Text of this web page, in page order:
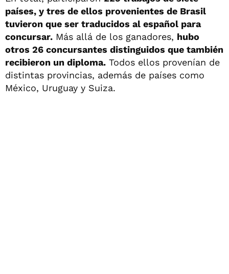
países, y tres de ellos provenientes de Brasil
tuvieron que ser traducidos al español para
concursar. Más allá de los ganadores, hubo
otros 26 concursantes distinguidos que también
recibieron un diploma. Todos ellos provenían de
distintas provincias, además de países como
México, Uruguay y Suiza.